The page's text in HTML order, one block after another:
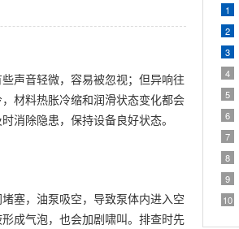
1
2
3
4
5
6
7
8
9
10
声音轻微，容易被忽视；但异响往
材料热胀冷缩和润滑状态变化都会
消除隐患，保持设备良好状态。
塞，油泵吸空，导致泵体内进入空
成气泡，也会加剧啸叫。排查时先